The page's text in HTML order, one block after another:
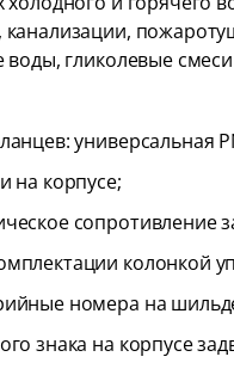
канализации,
воды, гликолевые
универсальная
на корпусе;
сопротивление
колонкой
номера на
знака на корпусе